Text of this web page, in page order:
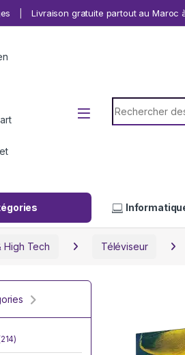
Livraison gratuite partout au Maroc
Search for:
High Tech Téléviseur